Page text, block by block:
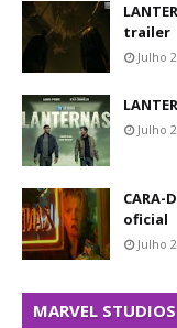
trailer
Julho
Julho
CARA-
oficial
Julho
MARVEL STUDIOS